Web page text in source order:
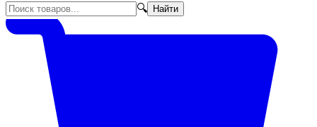
🔍
Найти